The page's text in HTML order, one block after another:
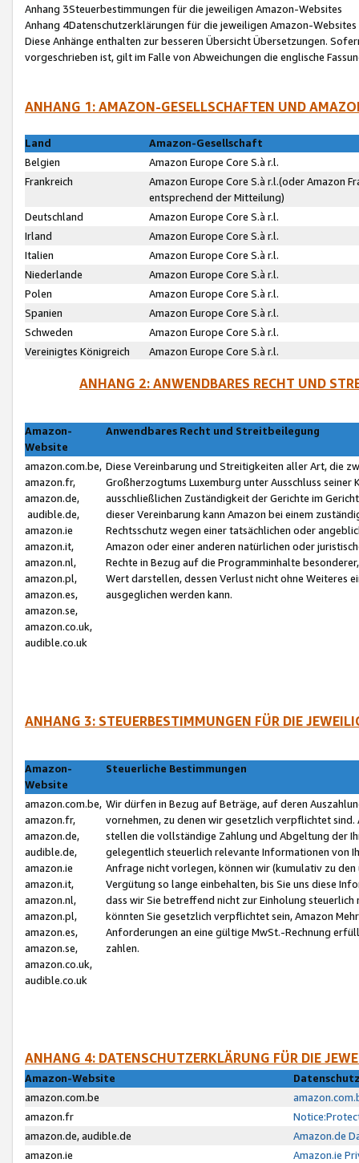
Anhang 3Steuerbestimmungen für die jeweiligen Amazon-Websites
Anhang 4Datenschutzerklärungen für die jeweiligen Amazon-Websites
Diese Anhänge enthalten zur besseren Übersicht Übersetzungen.
vorgeschrieben ist, gilt im Falle von Abweichungen die englische
ANHANG 1: AMAZON-GESELLSCHAFTEN UND
Land
Amazon-Gesellschaft
Belgien
Amazon Europe Core S.à r.l.
Frankreich
Amazon Europe Core S.à r.l.(oder Amazon
entsprechend der Mitteilung)
Deutschland
Amazon Europe Core S.à r.l.
Irland
Amazon Europe Core S.à r.l.
Italien
Amazon Europe Core S.à r.l.
Niederlande
Amazon Europe Core S.à r.l.
Polen
Amazon Europe Core S.à r.l.
Spanien
Amazon Europe Core S.à r.l.
Schweden
Amazon Europe Core S.à r.l.
Vereinigtes Königreich
Amazon Europe Core S.à r.l.
ANHANG 2: ANWENDBARES RECHT UND
Amazon-
Website
Anwendbares Recht und Streitbeilegung
amazon.com.be,
amazon.fr,
amazon.de,
audible.de,
amazon.ie
amazon.it,
amazon.nl,
amazon.pl,
amazon.es,
amazon.se,
amazon.co.uk,
audible.co.uk
Diese Vereinbarung und Streitigkeiten aller Art, die
Großherzogtums Luxemburg unter Ausschluss
ausschließlichen Zuständigkeit der Gerichte im
dieser Vereinbarung kann Amazon bei einem
Rechtsschutz wegen einer tatsächlichen oder
Amazon oder einer anderen natürlichen oder
Rechte in Bezug auf die Programminhalte
Wert darstellen, dessen Verlust nicht ohne Weiteres
ausgeglichen werden kann.
ANHANG 3: STEUERBESTIMMUNGEN FÜR DIE
Amazon-
Website
Steuerliche Bestimmungen
amazon.com.be,
amazon.fr,
amazon.de,
audible.de,
amazon.ie
amazon.it,
amazon.nl,
amazon.pl,
amazon.es,
amazon.se,
amazon.co.uk,
audible.co.uk
Wir dürfen in Bezug auf Beträge, auf deren
vornehmen, zu denen wir gesetzlich verpflichtet
stellen die vollständige Zahlung und Abgeltung der
gelegentlich steuerlich relevante Informationen von
Anfrage nicht vorlegen, können wir (kumulativ zu
Vergütung so lange einbehalten, bis Sie uns diese
dass wir Sie betreffend nicht zur Einholung
könnten Sie gesetzlich verpflichtet sein, Amazon
Anforderungen an eine gültige MwSt.-Rechnung
zahlen.
ANHANG 4: DATENSCHUTZERKLÄRUNG FÜR DIE
Amazon-Website
amazon.com.be
amazon.fr
amazon.de, audible.de
Amazon.de
amazon.ie
Amazon.ie